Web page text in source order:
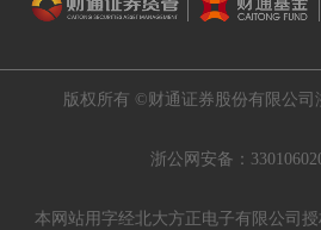
版权所有 ©财通证券股份有限公司
浙公网安备：
本网站用字经北大方正电子有限公司授